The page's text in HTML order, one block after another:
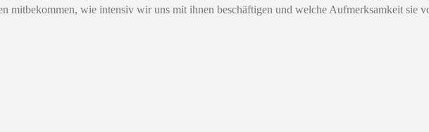
mitbekommen, wie intensiv wir uns mit ihnen beschäftigen und welche Aufmerksamkeit sie